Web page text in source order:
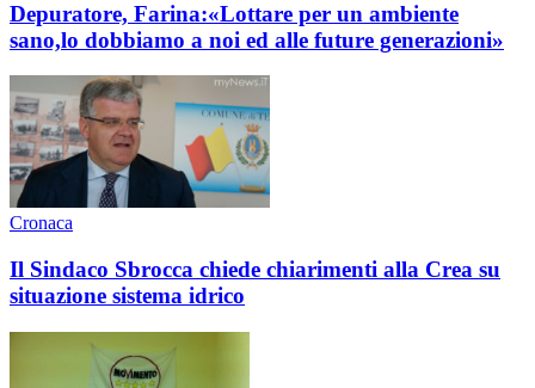
Depuratore, Farina:«Lottare per un ambiente
sano,lo dobbiamo a noi ed alle future generazioni»
Cronaca
Il Sindaco Sbrocca chiede chiarimenti alla Crea su
situazione sistema idrico